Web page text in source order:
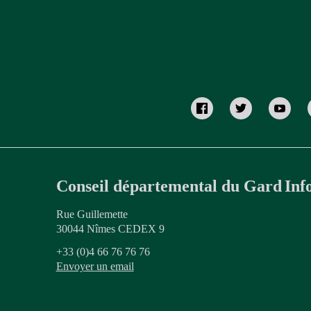
Conseil départemental du Gard
Rue Guillemette
30044 Nîmes CEDEX 9
+33 (0)4 66 76 76 76
Envoyer un email